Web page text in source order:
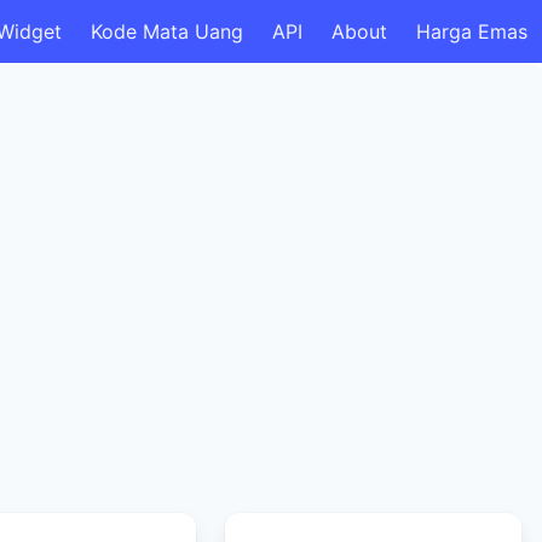
Kode Mata Uang API About Harga Emas